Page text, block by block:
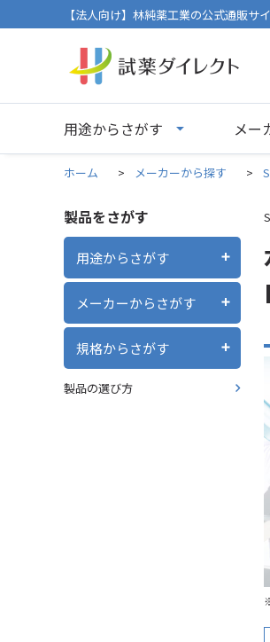
【法人向け】林純薬工業の公式通販サ
用途からさがす メー
ホーム > メーカーから探す >
製品をさがす
用途からさがす
メーカーからさがす
規格からさがす
製品の選び方